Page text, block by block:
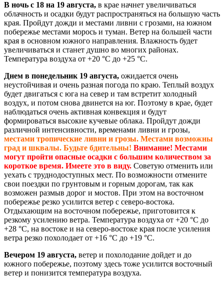
В ночь с 18 на 19 августа, в крае начнет увеличиваться
облачность и осадки будут распространяться на большую часть
края. Пройдут дожди и местами ливни с грозами, на южном
побережье местами морось и туман. Ветер на большей части
края в основном южного направления. Влажность будет
увеличиваться и станет душно во многих районах.
Температура воздуха от +20 °С до +25 °С.
Днем в понедельник 19 августа, ожидается очень
неустойчивая и очень разная погода по краю. Теплый воздух
будет двигаться с юга на север и там встретит холодный
воздух, и потом снова двинется на юг. Поэтому в крае, будет
наблюдаться очень активная конвекция и будут
формироваться высокие кучевые облака. Пройдут дожди
различной интенсивности, временами ливни и грозы,
местами тропические ливни и грозы. Местами возможны
град и шквалы. Будьте бдительны! Внимание! Местами
могут пройти опасные осадки с большим количеством за
короткое время. Имеете это в виду. Советую отменить или
уехать с труднодоступных мест. По возможности отмените
свои поездки по грунтовым и горным дорогам, так как
возможен размыв дорог и мостов. При этом на восточном
побережье резко усилится ветер с северо-востока.
Отдыхающим на восточном побережье, приготовится к
резкому усилению ветра. Температура воздуха от +20 °С до
+28 °С, на востоке и на северо-востоке края после усиления
ветра резко похолодает от +16 °С до +19 °С.
Вечером 19 августа, ветер и похолодание дойдет и до
южного побережье, поэтому здесь тоже усилится восточный
ветер и понизится температура воздуха.